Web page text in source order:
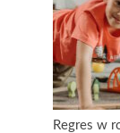
Regres w